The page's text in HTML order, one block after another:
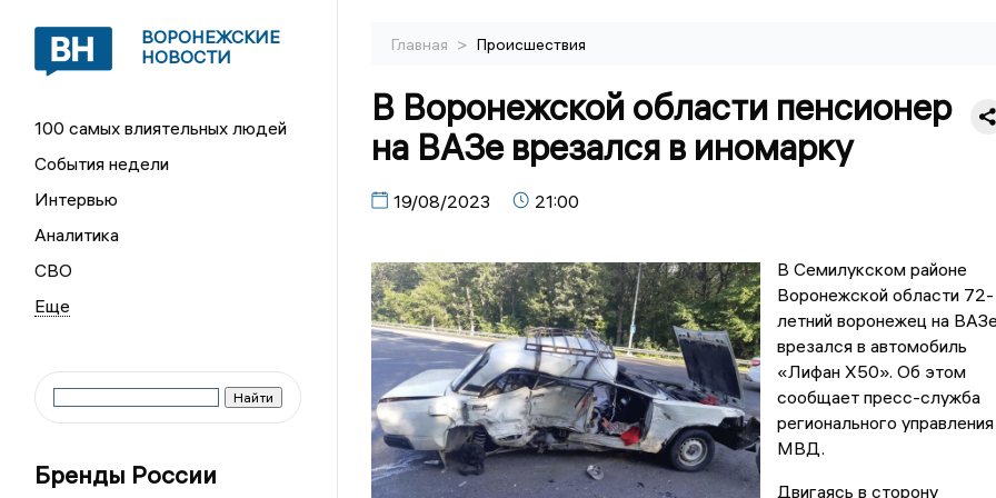
ВОРОНЕЖСКИЕ
НОВОСТИ
100 самых влиятельных людей
События недели
Интервью
Аналитика
СВО
Бренды России
Главная > Происшествия
В Воронежской области пенсионер
на ВАЗе врезался в иномарку
19/08/2023 21:00
В Семилукском районе
Воронежской области 72-
летний воронежец на
врезался в автомобиль
«Лифан Х50». Об этом
сообщает пресс-служба
регионального управления
МВД.
Двигаясь в сторону